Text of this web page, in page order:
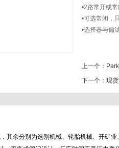
•2路常开或常
•可选常闭，
•选择器与偏
上一个：
下一个： 现
余分别为选别机械、轮胎机械、开矿业